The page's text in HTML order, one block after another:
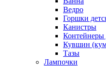
Ведро
Горшки
Канистры
Контейнеры
Кувшин
Тазы
Лампочки